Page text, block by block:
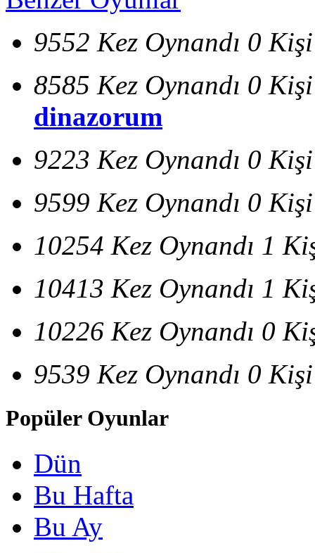
9552 Kez Oynandı 0
8585 Kez Oynandı 0
dinazorum
9223 Kez Oynandı 0
9599 Kez Oynandı 0
10254 Kez Oynandı 1
10413 Kez Oynandı 1
10226 Kez Oynandı 0
9539 Kez Oynandı 0
Popüler Oyunlar
Dün
Bu Hafta
Bu Ay